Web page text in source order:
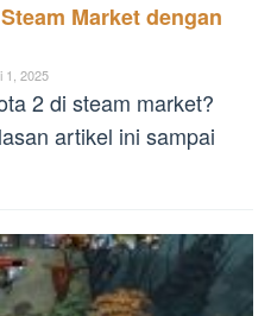
Market dengan
1, 2025
2 di steam market?
artikel ini sampai